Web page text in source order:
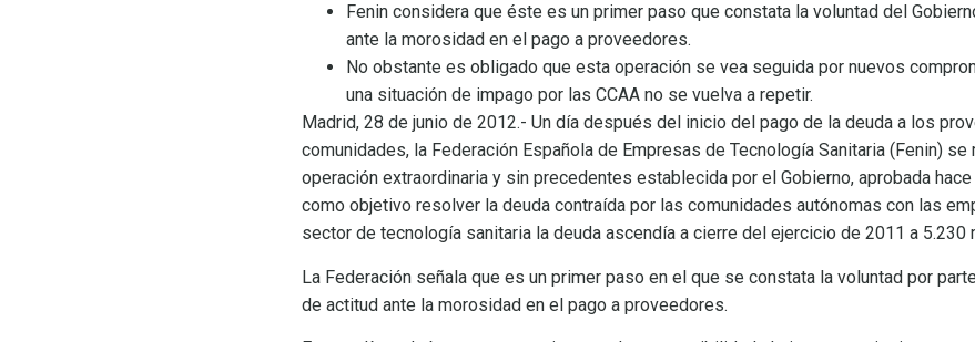
Fenin considera que éste es un primer paso que constata la voluntad del
ante la morosidad en el pago a proveedores.
No obstante es obligado que esta operación se vea seguida por nuevos
una situación de impago por las CCAA no se vuelva a repetir.
Madrid, 28 de junio de 2012.- Un día después del inicio del pago de la deuda a los
comunidades, la Federación Española de Empresas de Tecnología Sanitaria (Fenin)
operación extraordinaria y sin precedentes establecida por el Gobierno, aprobada
como objetivo resolver la deuda contraída por las comunidades autónomas con las
sector de tecnología sanitaria la deuda ascendía a cierre del ejercicio de 2011 a 5.230
La Federación señala que es un primer paso en el que se constata la voluntad por
de actitud ante la morosidad en el pago a proveedores.